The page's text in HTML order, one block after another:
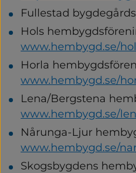
Fullestad
www.hembygd.se/hol
www.hembygd.se/
www.hembygd.se/
www.hembygd.se/